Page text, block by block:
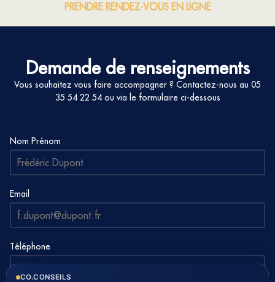
PRENDRE RENDEZ-VOUS EN LIGNE
Demande de renseignements
Vous souhaitez vous faire accompagner ? Contactez-nous au 05
35 54 22 54ou via le formulaire ci-dessous
Nom Prénom
Email
Téléphone
CO.CONSEILS